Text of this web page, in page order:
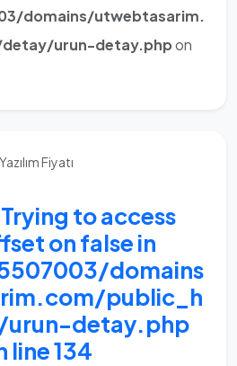
domains/utwebtasarim.
urun-detay.phpon
Yazılım Fiyatı
to access
on false in
domains
public_h
detay.php
line134